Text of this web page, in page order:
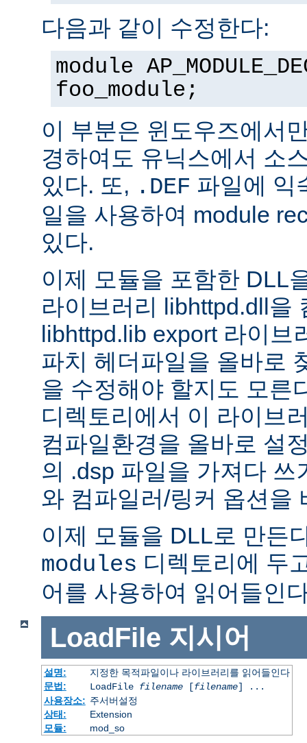
다음과 같이 수정한다:
module
foo_module;
이 부분은 윈도우즈에서
경하여도 유닉스에서 소
있다. 또, .DEF 파일에 익
일을 사용하여 module
있다.
이제 모듈을 포함한 DLL
라이브러리 libhttpd.dll을
libhttpd.lib export 라이브
파치 헤더파일을 올바로
을 수정해야 할지도 모른
디렉토리에서 이 라이브
컴파일환경을 올바로 설
의 .dsp 파일을 가져다 쓰
와 컴파일러/링커 옵션을
이제 모듈을 DLL로 만든
modules 디렉토리에 두
어를 사용하여 읽어들인
LoadFile 지시어
설명:
지정한 목적파일이나 라이브러리를 읽어들인다
문법:
LoadFile filename[filename] ...
사용장소: 주서버설정
상태:
Extension
모듈:
mod_so